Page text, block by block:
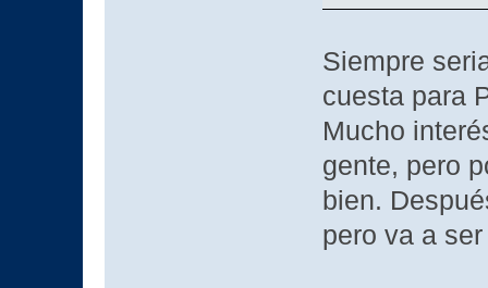
Siempre
cuesta para
Mucho
gente, pero
bien.
pero va a